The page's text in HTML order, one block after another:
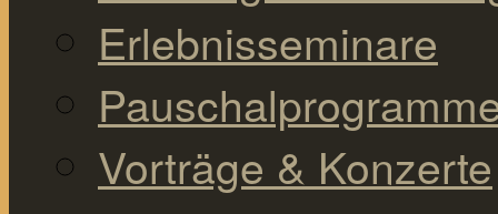
Erlebnisseminare
Vorträge & Konzerte